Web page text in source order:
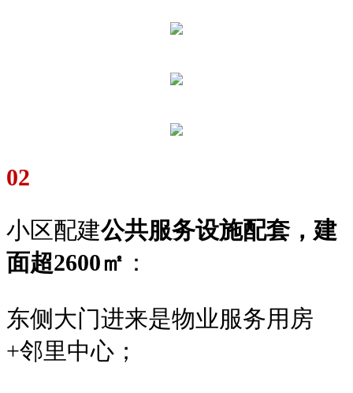
02
小区配建公共服务设施配套，建
面超2600㎡ ：
东侧大门进来是物业服务用房
+邻里中心；